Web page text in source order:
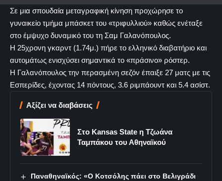
Σε μια σπουδαία μεταγραφική κίνηση προχώρησε το
γυναικείο τμήμα μπάσκετ του «τριφυλλιού» καθώς ενέταξε
στο έμψυχο δυναμικό του τη Σαμ Γαλανόπουλος.
Η 25χρονη γκαρντ (1.74μ.) πήρε το ελληνικό διαβατήριο και
αυτομάτως ενισχύσει σημαντικά το «πράσινο» ρόστερ.
Η Γαλανόπουλος την περασμένη σεζόν έπαιξε 27 ματς με τις
Εσπερίδες, έχοντας 14 πόντους, 3.6 ριμπάουντ και 5.4 ασίστ.
Αξίζει να διαβάσεις
Στο Kansas State η Τζωάνα
Ταμπάκου του Αθηναϊκού
Παναθηναϊκός: «Ο Κοτσόλης πάει στο Βελιγράδι